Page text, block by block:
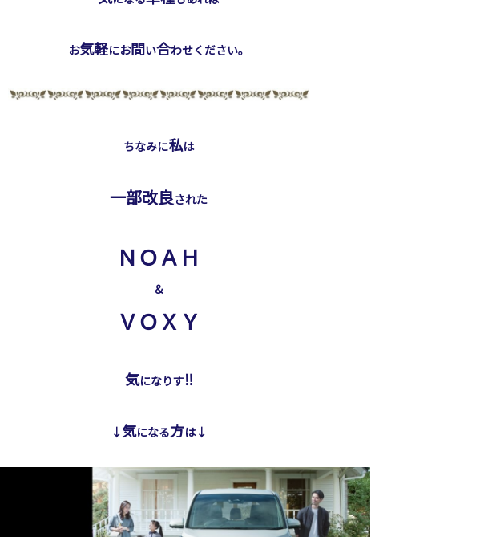
お気軽にお問い合わせください。
ちなみに私は
一部改良された
ＮＯＡＨ
＆
ＶＯＸＹ
気になりす‼
↓気になる方は↓